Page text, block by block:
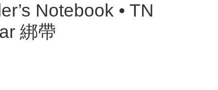
Notebook • TN
綁帶